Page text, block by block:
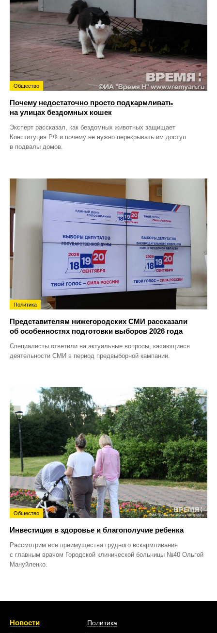
Общество
Почему недостаточно просто подкармливать
на улицах бездомных кошек
Эксперт рассказал, как бездомных животных защищает
Конституция РФ и почему не нужно перекрывать им доступ
в подвалы домов.
Политика
Представителям нижегородских СМИ рассказали
об особенностях подготовки выборов 2026 года
Специалисты ответили на актуальные вопросы, касающиеся
деятельности СМИ в период предвыборной кампании.
Общество
Инвестиция в здоровье и благополучие ребенка
Рассмотрим все преимущества грудного вскармливания
с главным врачом Городской клинической больницы №40 Ольгой
Мануйленко.
Новости
Политика